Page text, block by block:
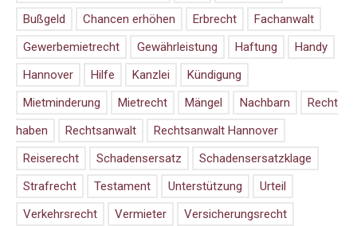
Bußgeld
Chancen erhöhen Erbrecht
Fachanwalt
Gewerbemietrecht
Gewährleistung Haftung
Handy
Hannover
Hilfe Kanzlei
Kündigung
Mietminderung
Mietrecht Mängel Nachbarn
Recht
haben
Rechtsanwalt
Rechtsanwalt Hannover
Reiserecht
Schadensersatz
Schadensersatzklage
Strafrecht
Testament Unterstützung
Urteil
Verkehrsrecht
Vermieter
Versicherungsrecht